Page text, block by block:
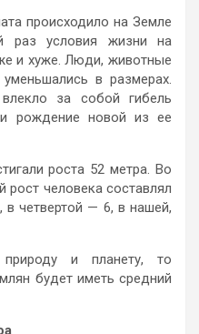
происходило на Земле
раз условия жизни на
и хуже. Люди, животные
в размерах.
за собой гибель
рождение новой из ее
роста 52 метра. Во
рост человека составлял
в четвертой — 6, в нашей,
и планету, то
будет иметь средний